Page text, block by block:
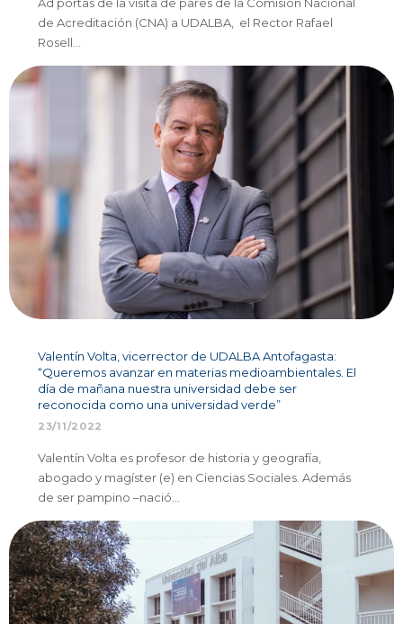
Ad portas de la visita de pares de la Comisión Nacional
de Acreditación (CNA) a UDALBA, el Rector Rafael
Rosell…
Valentín Volta, vicerrector de UDALBA Antofagasta:
“Queremos avanzar en materias medioambientales. El
día de mañana nuestra universidad debe ser
reconocida como una universidad verde”
23/11/2022
Valentín Volta es profesor de historia y geografía,
abogado y magíster (e) en Ciencias Sociales. Además
de ser pampino –nació…